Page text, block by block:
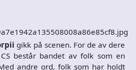
gikk på scenen. For de av dere
består bandet av folk som en
andre ord, folk som har holdt